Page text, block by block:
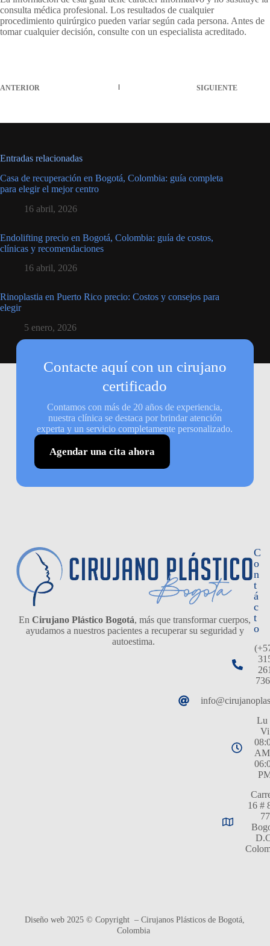
consulta médica profesional. Los resultados de cualquier
procedimiento quirúrgico pueden variar según cada persona. Antes de
tomar cualquier decisión, consulte con un especialista acreditado.
ANTERIOR SIGUIENTE
Entradas relacionadas
Casa de recuperación en Bogotá, Colombia: guía completa
para elegir el mejor centro
16 abril, 2026
Endolifting precio en Bogotá, Colombia: guía de costos,
clínicas y recomendaciones
16 abril, 2026
Rinoplastia en Puerto Rico precio: Costos y consejos para
elegir
5 enero, 2026
Contacte aquí con un cirujano
certificado
Contamos con más de 20 años de experiencia,
nuestra clínica se destaca por brindar atención
experta y un servicio completamente personalizado.
Agendar una cita ahora
En Cirujano Plástico Bogotá, más que transformar cuerpos,
ayudamos a nuestros pacientes a recuperar su seguridad y
autoestima.
C
o
n
t
á
c
t
o
Lu
Vi
16 #
77
Diseño web 2025 © Copyright – Cirujanos Plásticos de Bogotá,
Colombia